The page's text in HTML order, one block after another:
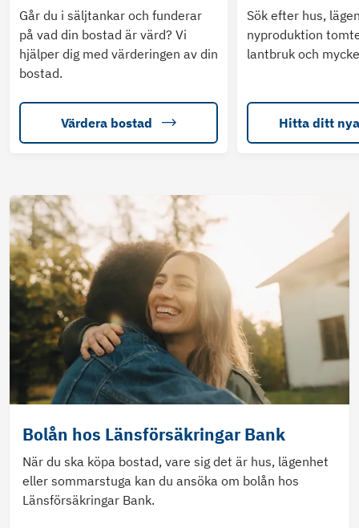
Går du i säljtankar och funderar
på vad din bostad är värd? Vi
hjälper dig med värderingen av din
bostad.
Värdera bostad
Sök efter hus,
nyproduktion
lantbruk och
Hitta ditt
Bolån hos Länsförsäkringar Bank
När du ska köpa bostad, vare sig det är hus, lägenhet
eller sommarstuga kan du ansöka om bolån hos
Länsförsäkringar Bank.